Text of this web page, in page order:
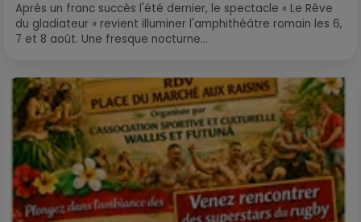
Après un franc succès l'été dernier, le spectacle « Le Rêve
du gladiateur » revient illuminer l'amphithéâtre romain les 6,
7 et 8 août. Une fresque nocturne...